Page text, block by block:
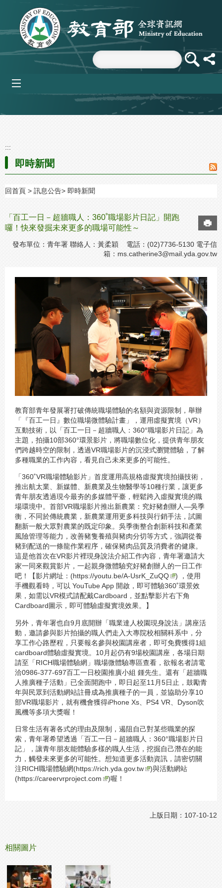
跳到主要內容區塊
:::
即時新聞
回首頁 訊息公告 即時新聞
「百工一日－超牆職人：360˚職場影片日記」開跑
囉！快來發掘未來更多的職場可能性～
發布單位：青年署 聯絡人：黃柔穎 電話：(02)7736-5130 電子信
箱： ms.catherine3@mail.yda.gov.tw
教育部青年發展署打破傳統職場體驗的名額與資源限制，舉辦
「『百工一日』數位職場微體驗計畫」，運用虛擬實境（VR）
互動技術，以「百工一日－超牆職人：360°職場影片日記」為
主題，拍攝10部360°環景影片，將職場數位化，提供青年朋友
們跨越時空的限制，透過VR職場影片的沉浸式瀏覽體驗，了解
多種職業的工作內容，看見自己未來更多的可能性。
「360˚VR職場體驗影片」首度運用高規格虛擬實境拍攝技術，
推出航太業、新媒體、新農業及生物醫學等10種行業，讓更多
青年朋友透過現今最夯的多媒體平臺，輕鬆跨入虛擬實境的職
場環境中。首部VR職場影片推出新農業：究好豬創辦人—吳季
衡，不同於傳統農業，新農業運用更多科技與行銷手法，試圖
翻新一般大眾對農業的既定印象。吳季衡整合創新科技和產業
風險管理等能力，改善豬隻養殖與豬肉分切等方式，強調從養
豬到配送的一條龍作業程序，確保豬肉品質及消費者的健康。
這是他首次在VR影片裡現身說法介紹工作內容，青年署邀請大
家一同來觀賞影片，一起親身微體驗究好豬創辦人的一日工作
吧！【影片網址：(https://youtu.be/A-UsrK_ZuQQ
) ，使用
手機觀看時，可以 YouTube App 開啟，即可體驗360˚環景效
果，如需以VR模式請配戴Cardboard，並點擊影片右下角
Cardboard圖示，即可體驗虛擬實境效果。】
另外，青年署也自9月底開辦「職業達人校園現身說法」講座活
動，邀請參與影片拍攝的職人們走入大專院校相關科系中，分
享工作心路歷程，只要報名參與校園講座者，即可免費獲得1組
cardboard體驗虛擬實境。10月起仍有9場校園講座，各場日期
請至「RICH職場體驗網」職場微體驗專區查看，欲報名者請電
洽0986-377-697百工一日校園推廣小組 鍾先生。還有「超牆職
人推廣種子活動」已全面開跑中，即日起至11月5日止，鼓勵青
年與民眾到活動網站註冊成為推廣種子的一員，並協助分享10
部VR職場影片，就有機會獲得iPhone Xs、PS4 VR、Dyson吹
風機等多項大獎喔！
日常生活有著各式的理由及限制，遏阻自己對某些職業的探
索，青年署希望透過「百工一日－超牆職人：360°職場影片日
記」，讓青年朋友能體驗多樣的職人生活，挖掘自己潛在的能
力，觸發未來更多的可能性。想知道更多活動資訊，請密切關
注RICH職場體驗網(https://rich.yda.gov.tw
)與活動網站
(https://careervrproject.com )喔！
上版日期：107-10-12
相關圖片